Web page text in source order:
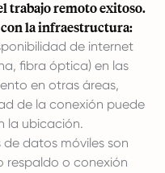
trabajo remoto exitoso.
la infraestructura:
de internet
fibra óptica) en las
en otras áreas,
de la conexión puede
la ubicación.
de datos móviles son
respaldo o conexión